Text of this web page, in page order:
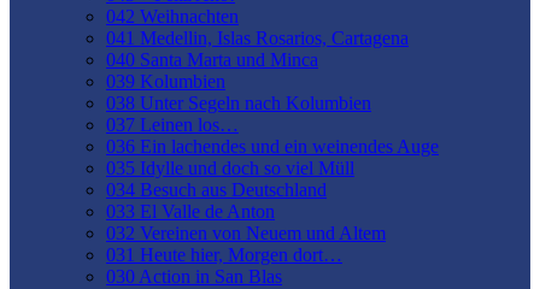
042 Weihnachten
041 Medellin, Islas Rosarios, Cartagena
040 Santa Marta und Minca
039 Kolumbien
038 Unter Segeln nach Kolumbien
037 Leinen los…
036 Ein lachendes und ein weinendes Auge
035 Idylle und doch so viel Müll
034 Besuch aus Deutschland
033 El Valle de Anton
032 Vereinen von Neuem und Altem
031 Heute hier, Morgen dort…
030 Action in San Blas